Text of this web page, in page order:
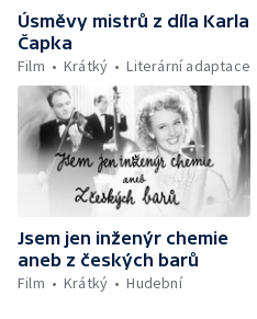
Úsměvy mistrů z díla Karla
Čapka
Film
Krátký Literární adaptace
Jsem jen inženýr chemie
aneb z českých barů
Film
Krátký Hudební